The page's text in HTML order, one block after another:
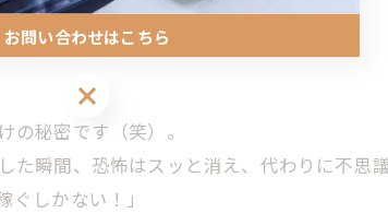
秘密です（笑）。
瞬間、恐怖はスッと消え、代わりに不思
しかない！」
お問い合わせはこちら
お問い合わせはこちら